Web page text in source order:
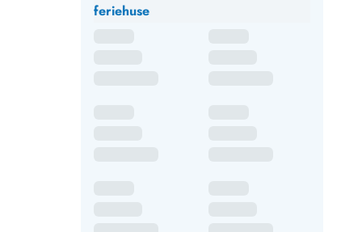
feriehuse